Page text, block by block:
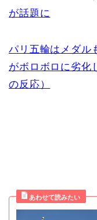
が話題に
パリ五輪はメダル
がボロボロに劣化
の反応）